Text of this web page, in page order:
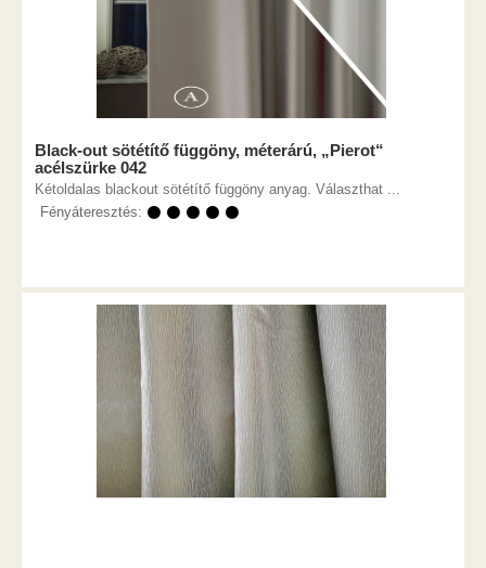
Black-out sötétítő függöny, méterárú, „Pierot“
acélszürke 042
Kétoldalas blackout sötétítő függöny anyag. Választhat ...
Fényáteresztés: ⚫ ⚫ ⚫ ⚫ ⚫